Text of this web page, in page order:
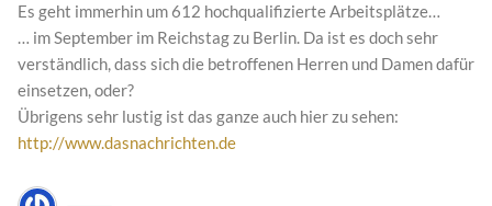
Es geht immerhin um 612 hochqualifizierte Arbeitsplätze…
… im September im Reichstag zu Berlin. Da ist es doch sehr
verständlich, dass sich die betroffenen Herren und Damen dafür
einsetzen, oder?
Übrigens sehr lustig ist das ganze auch hier zu sehen:
http://www.dasnachrichten.de